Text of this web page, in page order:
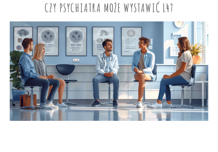
CZY PSYCHIATRA MOŻE WYSTAWIĆ L4?